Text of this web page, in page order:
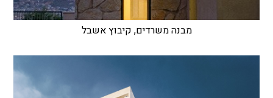
מבנה משרדים, קיבוץ אשבל